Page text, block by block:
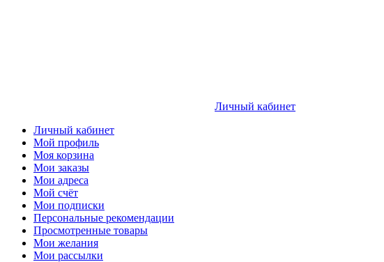
Личный кабинет
Личный кабинет
Мой профиль
Моя корзина
Мои заказы
Мои адреса
Мой счёт
Мои подписки
Персональные рекомендации
Просмотренные товары
Мои желания
Мои рассылки